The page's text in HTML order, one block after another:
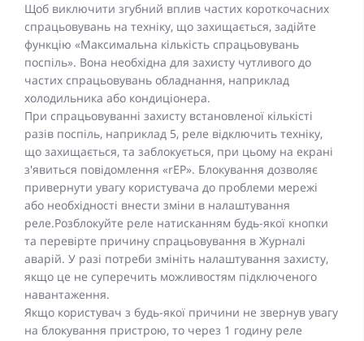
Щоб виключити згубний вплив частих короткочасних
спрацьовувань на техніку, що захищається, задійте
функцію «Максимальна кількість спрацьовувань
поспіль». Вона необхідна для захисту чутливого до
частих спрацьовувань обладнання, наприклад
холодильника або кондиціонера.
При спрацьовуванні захисту встановленої кількісті
разів поспіль, наприклад 5, реле відключить техніку,
що захищається, та заблокується, при цьому на екрані
з'явиться повідомлення «rEP». Блокування дозволяє
привернути увагу користувача до проблеми мережі
або необхідності внести зміни в налаштування
реле.Розблокуйте реле натисканням будь-якої кнопки
та перевірте причину спрацьовування в Журналі
аварій. У разі потреби змініть налаштування захисту,
якщо це не суперечить можливостям підключеного
навантаження.
Якщо користувач з будь-якої причини не звернув увагу
на блокування пристрою, то через 1 годину реле